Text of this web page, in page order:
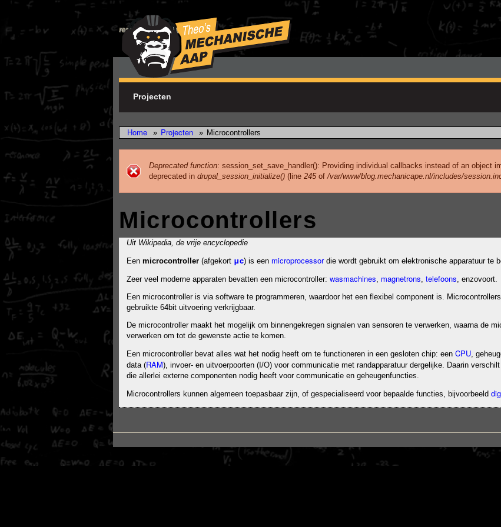
Skip to main content
research & development
Projecten
Home » Projecten » Microcontrollers
Error message
Deprecated function: session_set_save_handler(): Providing individual callbacks instead of an object
deprecated in drupal_session_initialize() (line 245of/var/www/blog.mechanicape.nl/includes/
Microcontrollers
Uit Wikipedia, de vrije encyclopedie
Een microcontroller (afgekort μc) is een microprocessordie wordt gebruikt om elektronische apparatuur te
Zeer veel moderne apparaten bevatten een microcontroller: wasmachines, magnetrons, telefoons, enzovoort.
Een microcontroller is via software te programmeren, waardoor het een flexibel component is.
gebruikte 64bit uitvoering verkrijgbaar.
De microcontroller maakt het mogelijk om binnengekregen signalen van sensoren te verwerken, waarna de
verwerken om tot de gewenste actie te komen.
Een microcontroller bevat alles wat het nodig heeft om te functioneren in een gesloten chip: een CPU,
data (RAM), invoer- en uitvoerpoorten (I/O) voor communicatie met randapparatuur dergelijke. Daarin
die allerlei externe componenten nodig heeft voor communicatie en geheugenfuncties.
Microcontrollers kunnen algemeen toepasbaar zijn, of gespecialiseerd voor bepaalde functies, bijvoorbeeld